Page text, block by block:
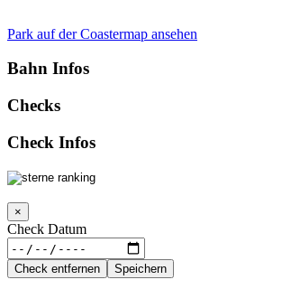
Park auf der Coastermap ansehen
Bahn Infos
Checks
Check Infos
×
Check Datum
Check entfernen Speichern